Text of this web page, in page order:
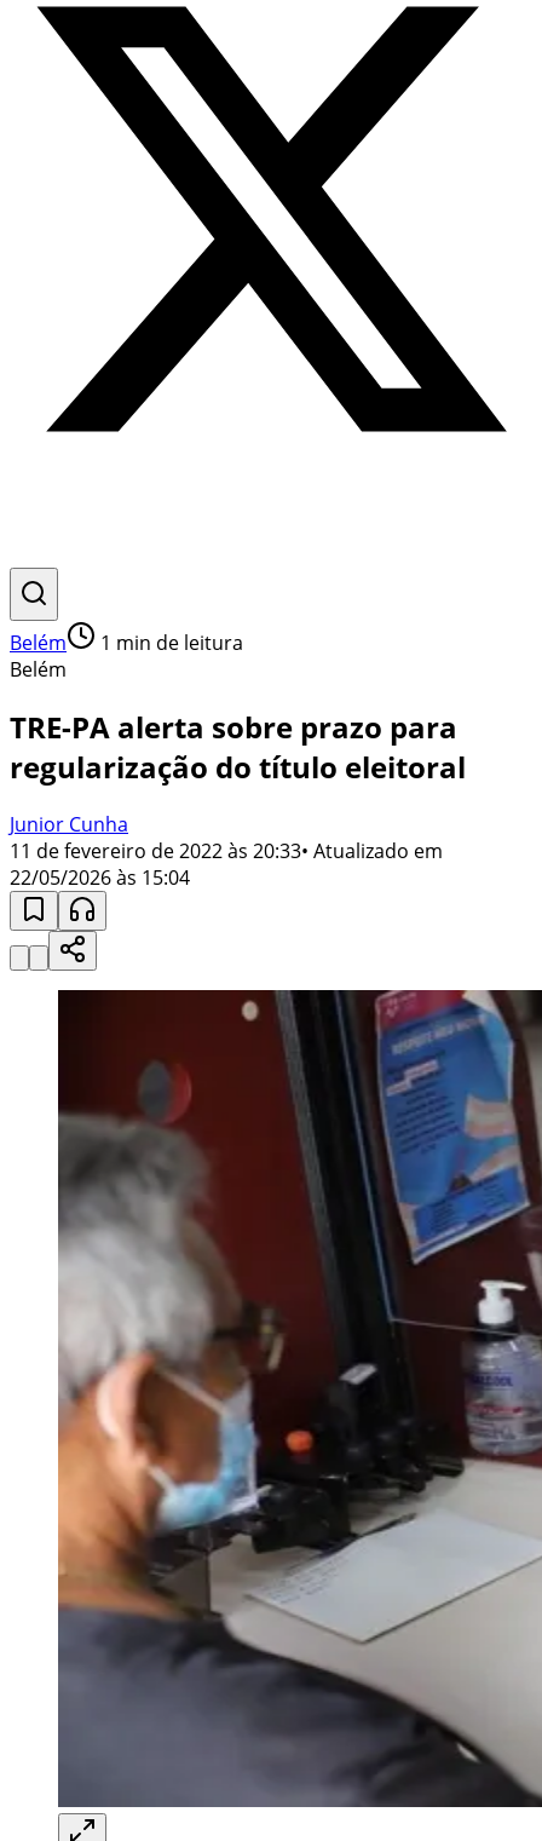
Belém 1 min de leitura
Belém
TRE-PA alerta sobre prazo para
regularização do título eleitoral
Junior Cunha
11 de fevereiro de 2022 às 20:33• Atualizado em
22/05/2026 às 15:04